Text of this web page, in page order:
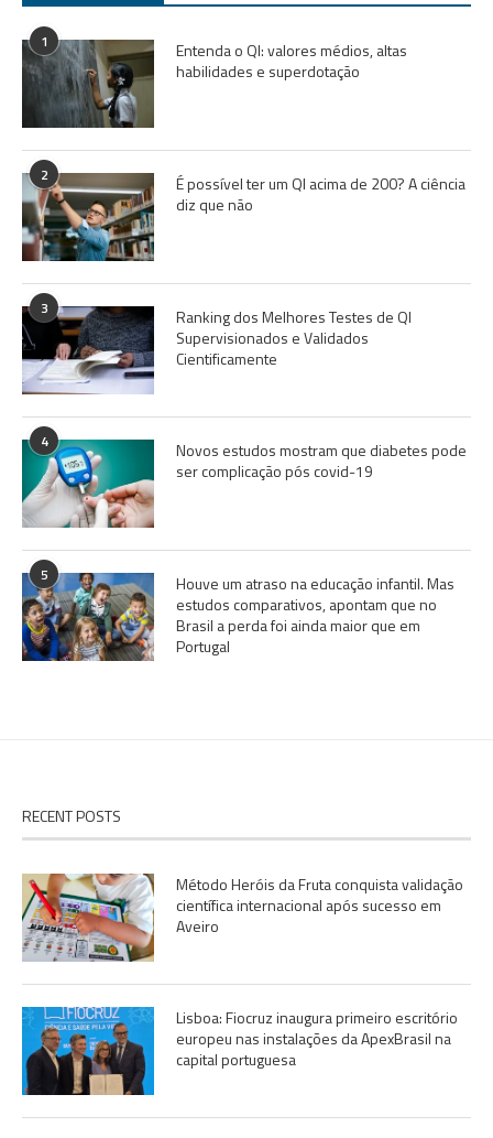
1
Entenda o QI: valores médios, altas
habilidades e superdotação
2
É possível ter um QI acima de 200? A ciência
diz que não
3
Ranking dos Melhores Testes de QI
Supervisionados e Validados
Cientificamente
4
Novos estudos mostram que diabetes pode
ser complicação pós covid-19
5
Houve um atraso na educação infantil. Mas
estudos comparativos, apontam que no
Brasil a perda foi ainda maior que em
Portugal
RECENT POSTS
Método Heróis da Fruta conquista validação
científica internacional após sucesso em
Aveiro
Lisboa: Fiocruz inaugura primeiro escritório
europeu nas instalações da ApexBrasil na
capital portuguesa